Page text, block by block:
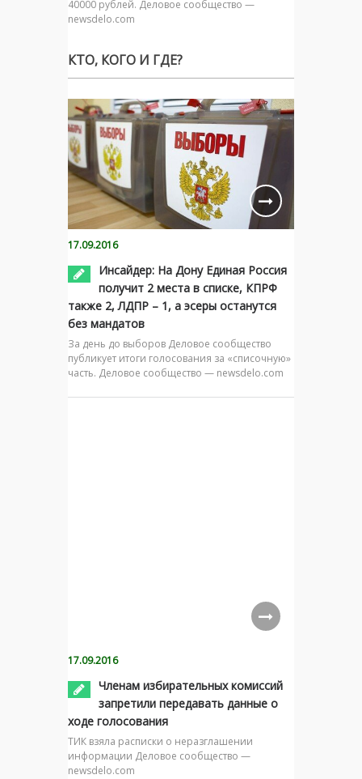
40000 рублей. Деловое сообщество —
newsdelo.com
КТО, КОГО И ГДЕ?
17.09.2016
Инсайдер: На Дону Единая Россия
получит 2 места в списке, КПРФ
также 2, ЛДПР – 1, а эсеры останутся
без мандатов
За день до выборов Деловое сообщество
публикует итоги голосования за «списочную»
часть. Деловое сообщество — newsdelo.com
17.09.2016
Членам избирательных комиссий
запретили передавать данные о
ходе голосования
ТИК взяла расписки о неразглашении
информации Деловое сообщество —
newsdelo.com